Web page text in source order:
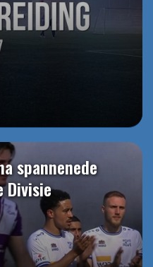
spannenede
Divisie